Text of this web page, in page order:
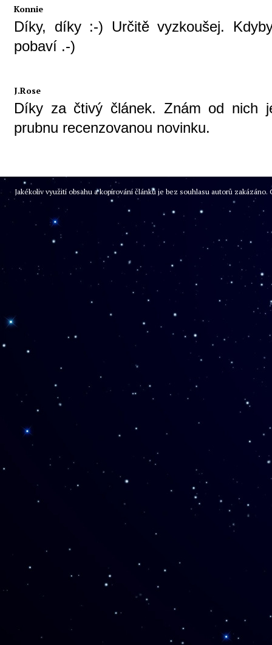
Konnie
Díky, díky :-) Určitě vyzkoušej.
pobaví .-)
J.Rose
Díky za čtivý článek. Znám od nich
prubnu recenzovanou novinku.
Jakékoliv využití obsahu a kopírování článků je bez souhlasu autorů